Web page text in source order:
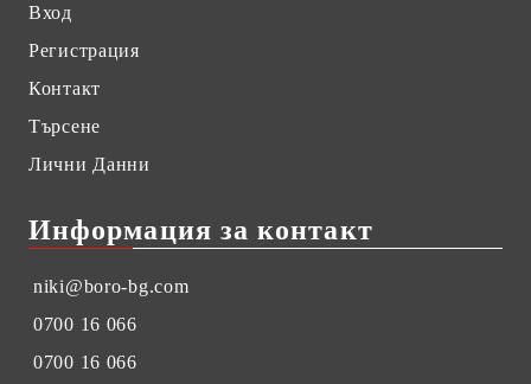
Вход
Регистрация
Контакт
Търсене
Лични Данни
Информация за контакт
niki@boro-bg.com
0700 16 066
0700 16 066